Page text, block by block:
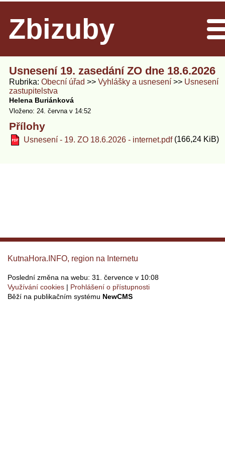
Zbizuby
Usnesení 19. zasedání ZO dne 18.6.2026
Rubrika Obecní úřad Vyhlášky a usnesení
Usnesení
zastupitelstva
Helena Buriánková
Vloženo: 24. června v 14:52
Přílohy
Usnesení - 19. ZO 18.6.2026 - internet.pdf(166,24 KiB)
KutnaHora.INFO, region na Internetu
Poslední změna na webu: 31. července v 10:08
Využívání cookies
Prohlášení o přístupnosti
Běží na publikačním systému NewCMS